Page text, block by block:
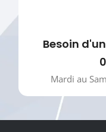
Besoin
Mardi au